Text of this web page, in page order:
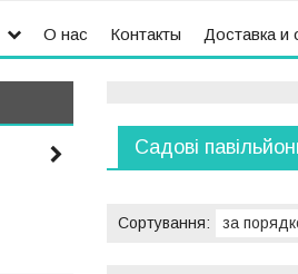
О нас Контакты Доставка и
Садові